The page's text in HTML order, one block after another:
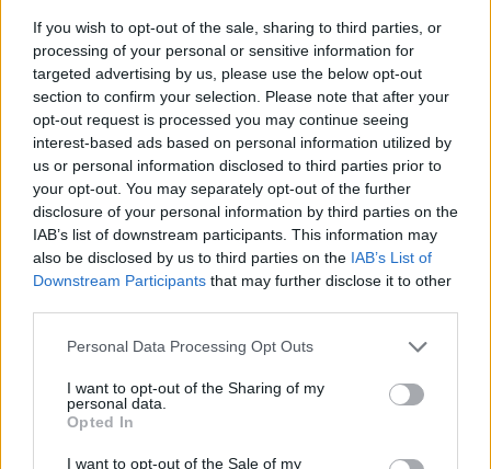
If you wish to opt-out of the sale, sharing to third parties, or
processing of your personal or sensitive information for
targeted advertising by us, please use the below opt-out
section to confirm your selection. Please note that after your
opt-out request is processed you may continue seeing
interest-based ads based on personal information utilized by
us or personal information disclosed to third parties prior to
your opt-out. You may separately opt-out of the further
disclosure of your personal information by third parties on the
IAB’s list of downstream participants. This information may
also be disclosed by us to third parties on the IAB’s List of
Downstream Participants that may further disclose it to other
Please note that this website/app uses one or more Google
not limited to your visit or usage behaviour. You may click to
grant or deny consent to Google and its third-party tags to
use your data for below specified purposes in below Google
consent section.
Personal Data Processing Opt Outs
I want to opt-out of the Sharing of my
personal data.
Opted In
I want to opt-out of the Sale of my
αδέσποτα. Έτσι, το περιστατικό κατά του 12χρονου
άνοιξε πάλι τη συζήτηση στην τοπική κοινωνία για
το πρόβλημα που υπάρχει στην περιοχή με τα
αδέσποτα σκυλιά και τα κρούσματα επιθέσεων που
καταγράφονται το τελευταίο διάστημα.